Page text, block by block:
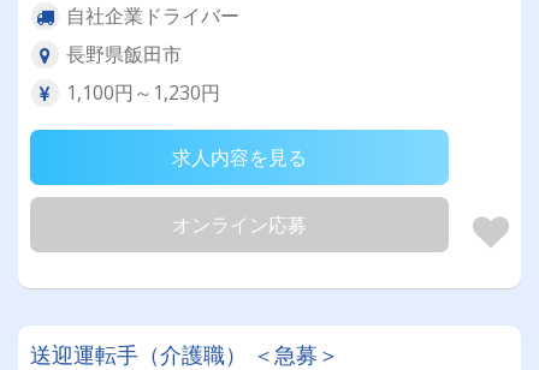
自社企業ドライバー
長野県飯田市
1,100円～1,230円
求人内容を見る
オンライン応募
送迎運転手（介護職） ＜急募＞